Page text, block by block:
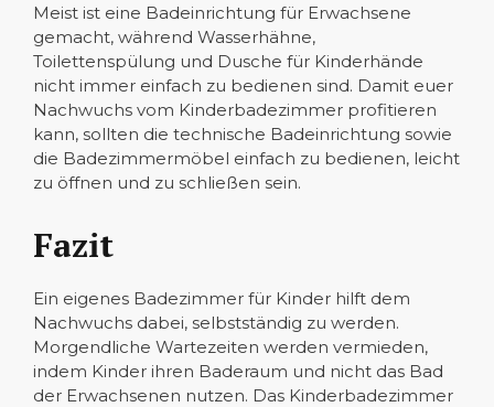
Meist ist eine Badeinrichtung für Erwachsene
gemacht, während Wasserhähne,
Toilettenspülung und Dusche für Kinderhände
nicht immer einfach zu bedienen sind. Damit euer
Nachwuchs vom Kinderbadezimmer profitieren
kann, sollten die technische Badeinrichtung sowie
die Badezimmermöbel einfach zu bedienen, leicht
zu öffnen und zu schließen sein.
Fazit
Ein eigenes Badezimmer für Kinder hilft dem
Nachwuchs dabei, selbstständig zu werden.
Morgendliche Wartezeiten werden vermieden,
indem Kinder ihren Baderaum und nicht das Bad
der Erwachsenen nutzen. Das Kinderbadezimmer